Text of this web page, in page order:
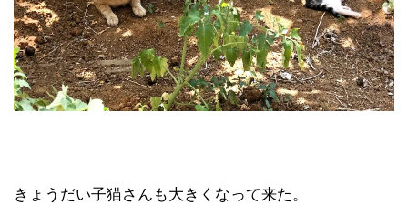
きょうだい子猫さんも大きくなって来た。